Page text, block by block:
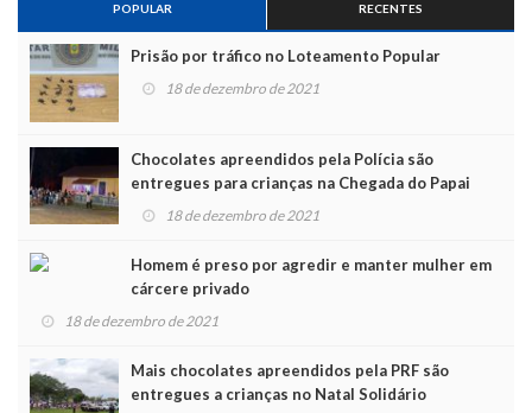
POPULAR RECENTES
Prisão por tráfico no Loteamento Popular
18 de dezembro de 2021
Chocolates apreendidos pela Polícia são
entregues para crianças na Chegada do Papai
Noel
18 de dezembro de 2021
Homem é preso por agredir e manter mulher em
cárcere privado
18 de dezembro de 2021
Mais chocolates apreendidos pela PRF são
entregues a crianças no Natal Solidário